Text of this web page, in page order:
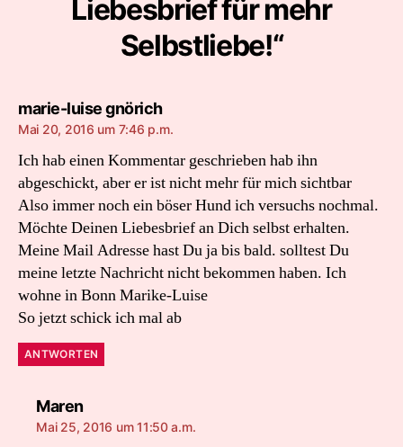
Liebesbrief für mehr
Selbstliebe!“
marie-luise gnörichsagt:
Mai 20, 2016 um 7:46 p.m.
Ich hab einen Kommentar geschrieben hab ihn
abgeschickt, aber er ist nicht mehr für mich sichtbar
Also immer noch ein böser Hund ich versuchs nochmal.
Möchte Deinen Liebesbrief an Dich selbst erhalten.
Meine Mail Adresse hast Du ja bis bald. solltest Du
meine letzte Nachricht nicht bekommen haben. Ich
wohne in Bonn Marike-Luise
So jetzt schick ich mal ab
ANTWORTEN
Marensagt:
Mai 25, 2016 um 11:50 a.m.